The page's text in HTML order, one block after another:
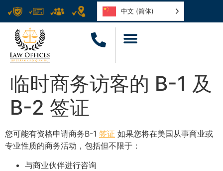
中文 (简体)
临时商务访客的 B-1 及
B-2 签证
您可能有资格申请商务B-1 签证 如果您将在美国从事商业或
专业性质的商务活动，包括但不限于：
与商业伙伴进行咨询